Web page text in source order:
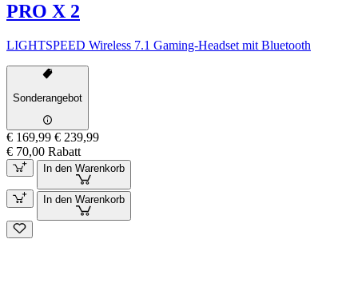
PRO X 2
LIGHTSPEED Wireless 7.1 Gaming-Headset mit Bluetooth
Sonderangebot
€ 169,99 € 239,99
€ 70,00 Rabatt
In den Warenkorb
In den Warenkorb